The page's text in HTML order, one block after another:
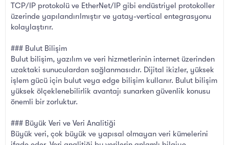
TCP/IP protokolü ve EtherNet/IP gibi endüstriyel protokoller
üzerinde yapılandırılmıştır ve yatay-vertical entegrasyonu
kolaylaştırır.
### Bulut Bilişim
Bulut bilişim, yazılım ve veri hizmetlerinin internet üzerinden
uzaktaki sunuculardan sağlanmasıdır. Dijital ikizler, yüksek
işlem gücü için bulut veya edge bilişim kullanır. Bulut bilişim
yüksek ölçeklenebilirlik avantajı sunarken güvenlik konusu
önemli bir zorluktur.
### Büyük Veri ve Veri Analitiği
Büyük veri, çok büyük ve yapısal olmayan veri kümelerini